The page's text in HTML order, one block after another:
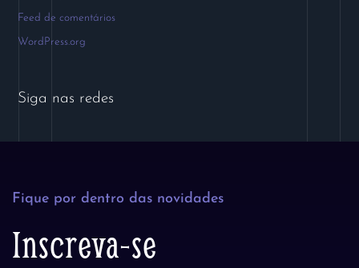
Feed de comentários
WordPress.org
Siga nas redes
Fique por dentro das novidades
Inscreva-se